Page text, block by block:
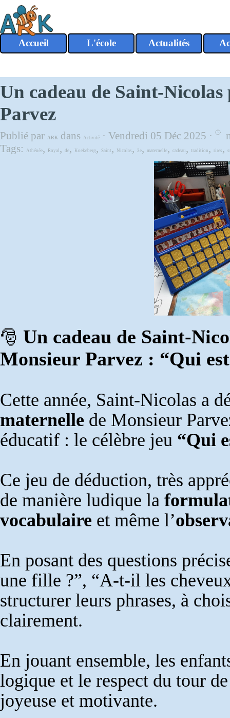
Aller au contenu
Accueil L'école ▼
Actualités
Un cadeau de Saint-
Parvez
Publié par ARK dans Activité · Vendredi 05 Déc 2025 ·
Tags:
Athénée, Royal , de, Koekeberg , Saint , Nicolas , 3e, maternelle, cadeau , tradition , rires ,
🎅 Un cadeau de Saint-
Monsieur Parvez : “Qui
Cette année, Saint-Nicolas a
maternelle de Monsieur
éducatif : le célèbre jeu “Qui
Ce jeu de déduction, très
de manière ludique la
vocabulaire et même l’
En posant des questions
une fille ?”, “A-t-il les
structurer leurs phrases, à
clairement.
En jouant ensemble, les
logique et le respect du tour
joyeuse et motivante.